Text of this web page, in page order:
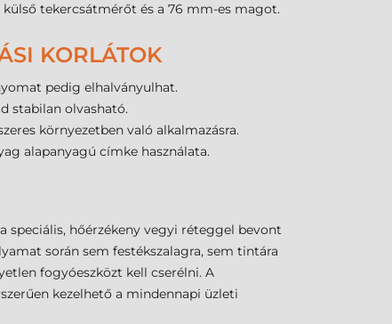
tekercsátmérőt és a 76 mm-es magot.
KORLÁTOK
pedig elhalványulhat.
stabilan olvasható.
környezetben való alkalmazásra.
alapanyagú címke használata.
speciális, hőérzékeny vegyi réteggel bevont
során sem festékszalagra, sem tintára
fogyóeszközt kell cserélni. A
kezelhető a mindennapi üzleti